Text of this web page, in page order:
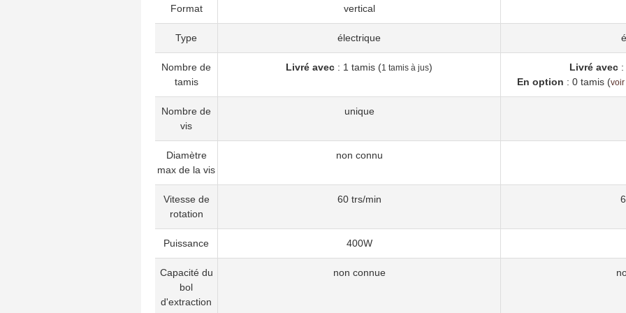
Format vertical
Type électrique
Nombre de
tamis
Livré avec : 1 tamis (1 tamis à jus) Livré avec:
En option : 0 tamis (voir
Nombre de
vis
unique
Diamètre
max de la vis
non connu
Vitesse de
rotation
60 trs/min
Puissance 400W
Capacité du
bol
d'extraction
non connue